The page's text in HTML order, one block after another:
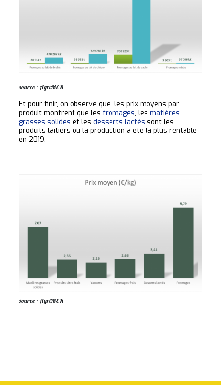
source : AgriMER
Et pour finir, on observe que les prix moyens par
produit montrent que les fromages, les matières
grasses solides et les desserts lactés sont les
produits laitiers où la production a été la plus rentable
en 2019.
source : AgriMER